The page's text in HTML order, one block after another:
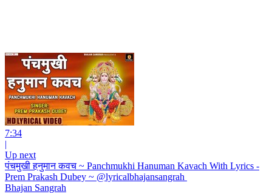
7:34
|
Up next
पंचमुखी हनुमान कवच ~ Panchmukhi Hanuman Kavach With Lyrics -
Prem Prakash Dubey ~ @lyricalbhajansangrah ​
Bhajan Sangrah